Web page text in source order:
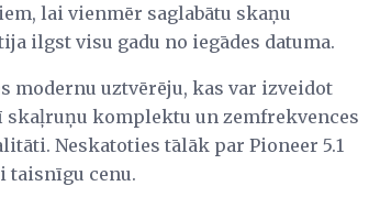
lai vienmēr saglabātu skaņu
ilgst visu gadu no iegādes datuma.
modernu uztvērēju, kas var izveidot
komplektu un zemfrekvences
Neskatoties tālāk par Pioneer 5.1
taisnīgu cenu.